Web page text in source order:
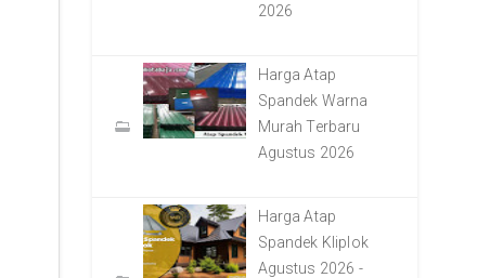
2026
Harga Atap
Spandek Warna
Murah Terbaru
Agustus 2026
Harga Atap
Spandek Kliplok
Agustus 2026 -